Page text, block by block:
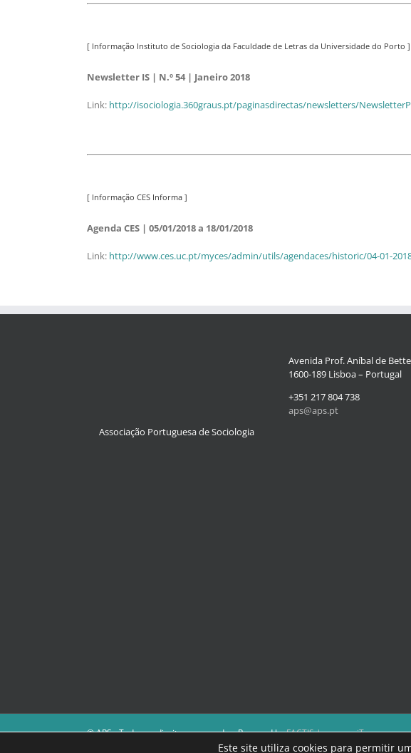
[ Informação Instituto de Sociologia da Faculdade de Letras da Universidade do Porto ]
Newsletter IS | N.º 54 | Janeiro 2018
Link: http://isociologia.360graus.pt/paginasdirectas/newsletters/
[ Informação CES Informa ]
Agenda CES | 05/01/2018 a 18/01/2018
Link: http://www.ces.uc.pt/myces/admin/utils/agendaces/historic/04-01-
Associação Portuguesa de Sociologia
Avenida Prof. Aníbal de
1600-189 Lisboa – Portugal
+351 217 804 738
aps@aps.pt
© APS - Todos os direitos reservados. Powered byFACTIS | we care iT
A Direção da APS reserva-se o direito de não publicar conteúdos que violem as
Este site utiliza cookies para permitir